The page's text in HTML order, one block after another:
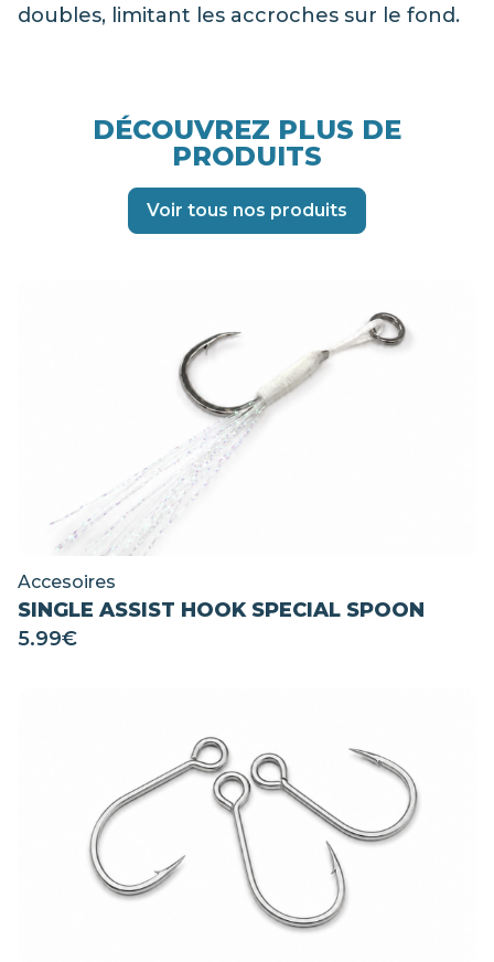
doubles, limitant les accroches sur le fond.
DÉCOUVREZ PLUS DE
PRODUITS
Voir tous nos produits
Accesoires
SINGLE ASSIST HOOK SPECIAL SPOON
5.99€